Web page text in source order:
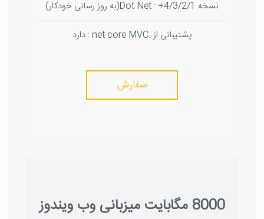
نسخه Dot Net : +4/3/2/1(به روز رسانی خودکار)
پشتیبانی از .net core MVC : دارد
سفارش
8000 مگابایت میزبانی وب ویندوز